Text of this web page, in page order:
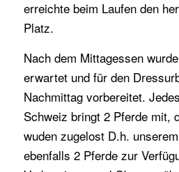
erreichte beim Laufen den
Platz.
Nach dem Mittagessen
erwartet und für den
Nachmittag vorbereitet.
Schweiz bringt 2 Pferde mit,
wuden zugelost D.h.
ebenfalls 2 Pferde zur